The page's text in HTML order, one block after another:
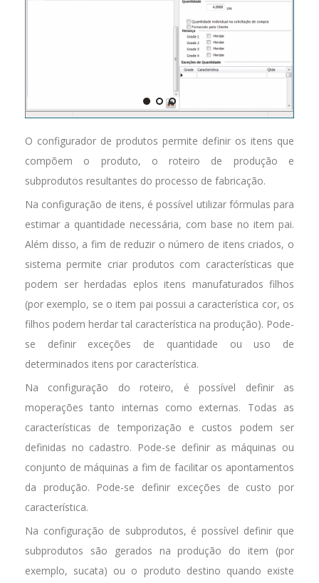
O configurador de produtos permite definir os itens que
compõem o produto, o roteiro de produção e
subprodutos resultantes do processo de fabricação.
Na configuração de itens, é possível utilizar fórmulas para
estimar a quantidade necessária, com base no item pai.
Além disso, a fim de reduzir o número de itens criados, o
sistema permite criar produtos com características que
podem ser herdadas eplos itens manufaturados filhos
(por exemplo, se o item pai possui a característica cor, os
filhos podem herdar tal característica na produção). Pode-
se definir exceções de quantidade ou uso de
determinados itens por característica.
Na configuração do roteiro, é possível definir as
moperações tanto internas como externas. Todas as
características de temporização e custos podem ser
definidas no cadastro. Pode-se definir as máquinas ou
conjunto de máquinas a fim de facilitar os apontamentos
da produção. Pode-se definir exceções de custo por
característica.
Na configuração de subprodutos, é possível definir que
subprodutos são gerados na produção do item (por
exemplo, sucata) ou o produto destino quando existe